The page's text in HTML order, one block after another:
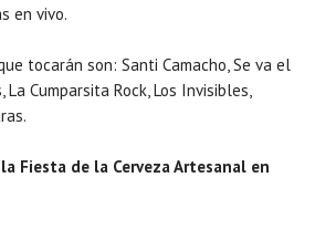
en vivo.
tocarán son: Santi Camacho, Se va el
Cumparsita Rock, Los Invisibles,
Fiesta de la Cerveza Artesanal en